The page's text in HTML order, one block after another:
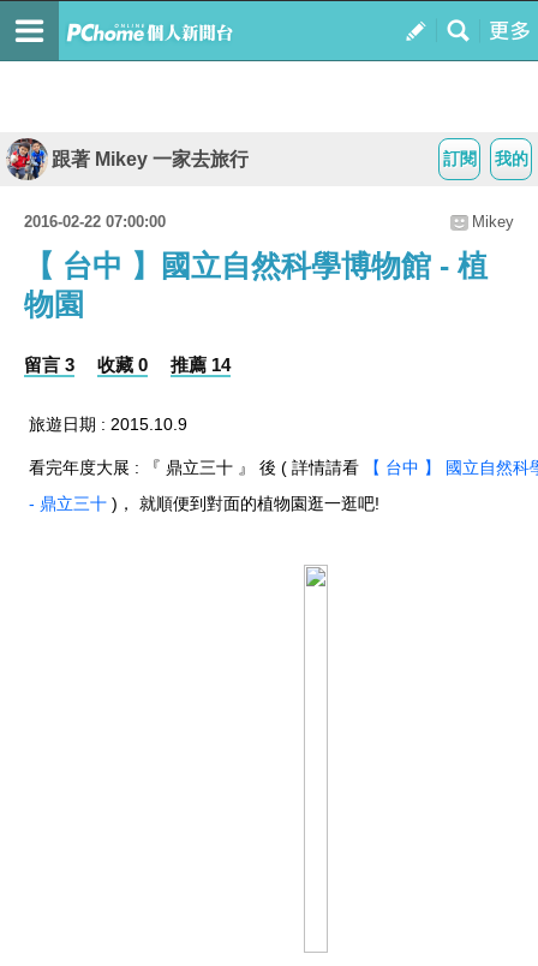
我的
訂閱
跟著 Mikey 一家去旅行
2016-02-22 07:00:00 Mikey
【 台中 】國立自然科學博物館 - 植
物園
留言 3 收藏 0 推薦 14
旅遊日期 : 2015.10.9
看完年度大展 : 『 鼎立三十 』 後 ( 詳情請看
【 台中 】 國立自然科
- 鼎立三十 )， 就順便到對面的植物園逛一逛吧!